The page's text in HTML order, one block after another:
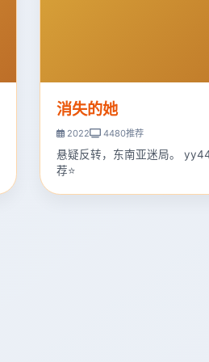
消失的她
2022 4480推荐
悬疑反转，东南亚迷局。
荐⭐